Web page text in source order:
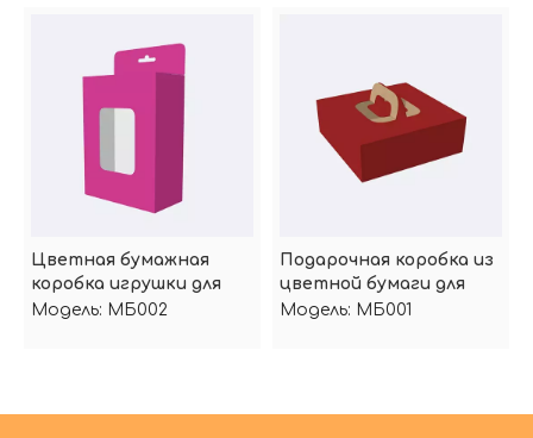
Цветная бумажная
коробка игрушки для
супермаркета
Модель: МБ002
Подарочная коробка из
цветной бумаги для
игрушек
Модель: МБ001